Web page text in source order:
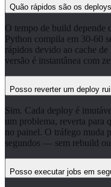
Quão rápidos são os
O tempo de build depende
Python compila em 30-60
rápidos devido ao cache
versão é instantânea com
Posso reverter um deploy
Sim. Cada deploy é
um problema, reverta para
no painel. O tráfego muda
segundos — sem rebuild
Posso executar jobs em